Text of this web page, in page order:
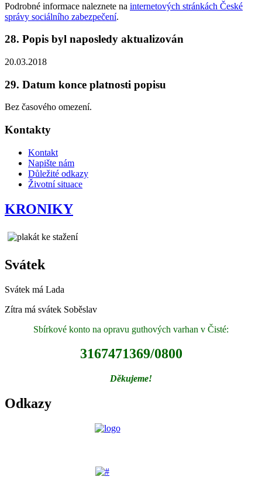
Podrobné informace naleznete na internetových stránkách České
správy sociálního zabezpečení.
28. Popis byl naposledy aktualizován
20.03.2018
29. Datum konce platnosti popisu
Bez časového omezení.
Kontakty
Kontakt
Napište nám
Důležité odkazy
Životní situace
KRONIKY
Svátek
Svátek má Lada
Zítra má svátek Soběslav
Sbírkové konto na opravu guthových varhan v Čisté:
3167471369/0800
Děkujeme!
Odkazy